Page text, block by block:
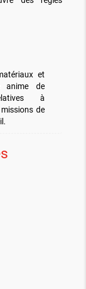
et
anime de
à
de